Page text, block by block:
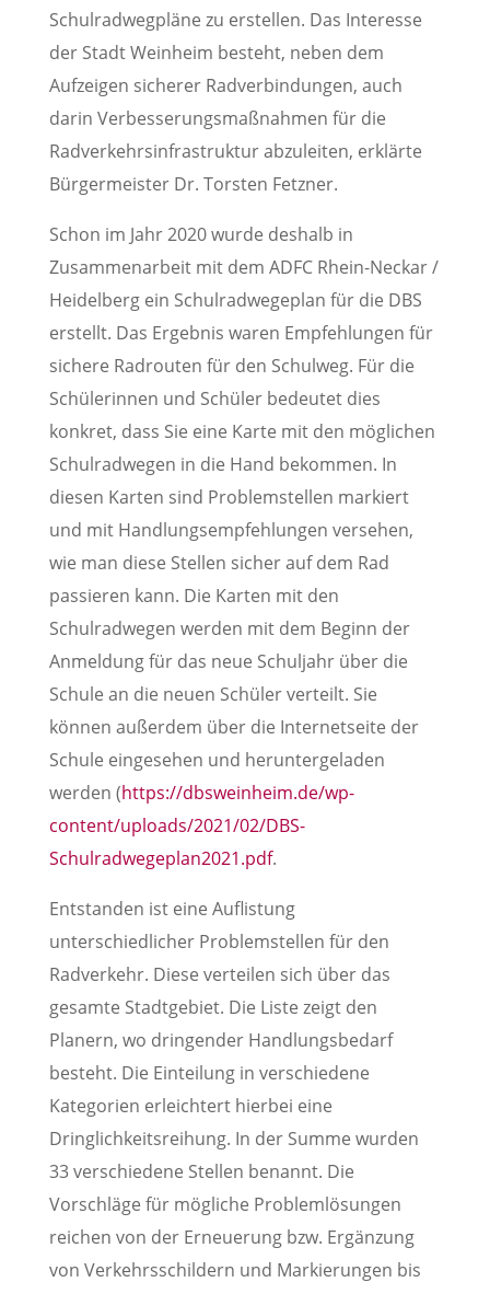
Schulradwegpläne zu erstellen. Das Interesse
der Stadt Weinheim besteht, neben dem
Aufzeigen sicherer Radverbindungen, auch
darin Verbesserungsmaßnahmen für die
Radverkehrsinfrastruktur abzuleiten, erklärte
Bürgermeister Dr. Torsten Fetzner.
Schon im Jahr 2020 wurde deshalb in
Zusammenarbeit mit dem ADFC Rhein-Neckar /
Heidelberg ein Schulradwegeplan für die DBS
erstellt. Das Ergebnis waren Empfehlungen für
sichere Radrouten für den Schulweg. Für die
Schülerinnen und Schüler bedeutet dies
konkret, dass Sie eine Karte mit den möglichen
Schulradwegen in die Hand bekommen. In
diesen Karten sind Problemstellen markiert
und mit Handlungsempfehlungen versehen,
wie man diese Stellen sicher auf dem Rad
passieren kann. Die Karten mit den
Schulradwegen werden mit dem Beginn der
Anmeldung für das neue Schuljahr über die
Schule an die neuen Schüler verteilt. Sie
können außerdem über die Internetseite der
Schule eingesehen und heruntergeladen
werden (https://dbsweinheim.de/wp-
content/uploads/2021/02/DBS-
Schulradwegeplan2021.pdf.
Entstanden ist eine Auflistung
unterschiedlicher Problemstellen für den
Radverkehr. Diese verteilen sich über das
gesamte Stadtgebiet. Die Liste zeigt den
Planern, wo dringender Handlungsbedarf
besteht. Die Einteilung in verschiedene
Kategorien erleichtert hierbei eine
Dringlichkeitsreihung. In der Summe wurden
33 verschiedene Stellen benannt. Die
Vorschläge für mögliche Problemlösungen
reichen von der Erneuerung bzw. Ergänzung
von Verkehrsschildern und Markierungen bis